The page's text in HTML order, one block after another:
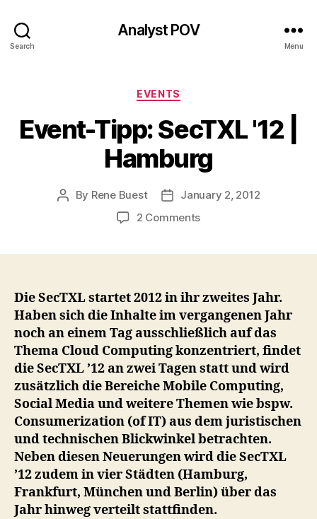
Search
Analyst POV
Menu
Categories
EVENTS
Event-Tipp: SecTXL '12 |
Hamburg
Post
By Rene Buest
PostJanuary 2, 2012
2 Commentson
|
Hamburg
Die SecTXL startet 2012 in ihr zweites Jahr.
Haben sich die Inhalte im vergangenen Jahr
noch an einem Tag ausschließlich auf das
Thema Cloud Computing konzentriert, findet
die SecTXL ’12 an zwei Tagen statt und wird
zusätzlich die Bereiche Mobile Computing,
Social Media und weitere Themen wie bspw.
Consumerization (of IT) aus dem juristischen
und technischen Blickwinkel betrachten.
Neben diesen Neuerungen wird die SecTXL
’12 zudem in vier Städten (Hamburg,
Frankfurt, München und Berlin) über das
Jahr hinweg verteilt stattfinden.